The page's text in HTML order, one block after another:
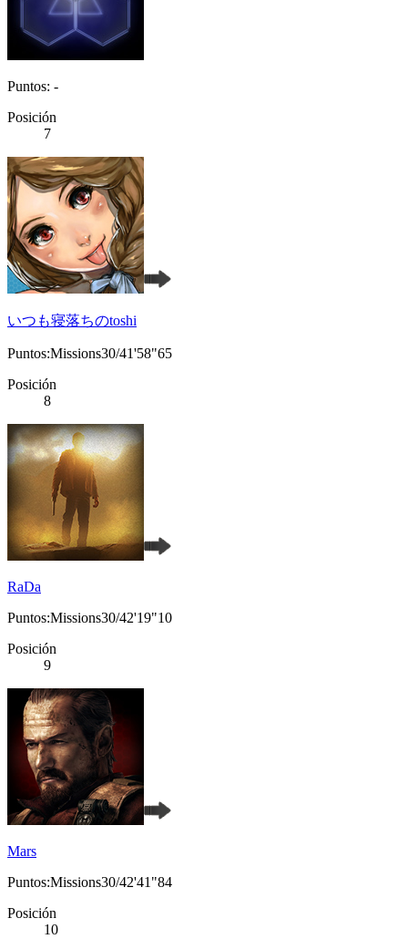
Puntos: -
Posición
7
いつも寝落ちのtoshi
Puntos:Missions30/41'58"65
Posición
8
RaDa
Puntos:Missions30/42'19"10
Posición
9
Mars
Puntos:Missions30/42'41"84
Posición
10